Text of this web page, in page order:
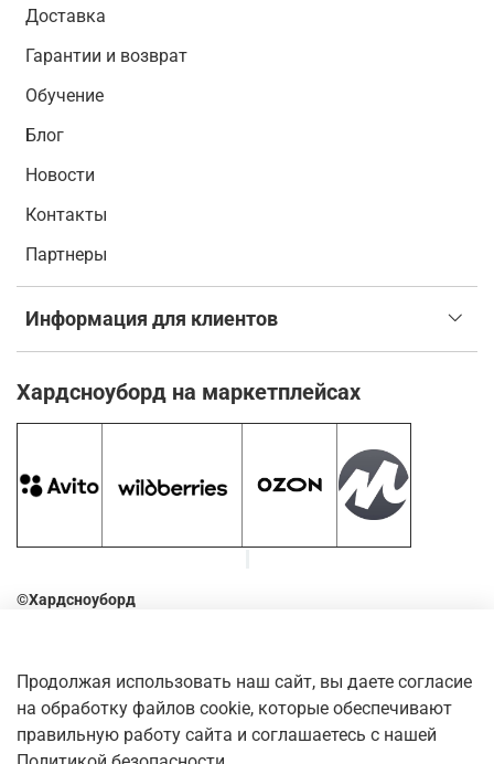
Доставка
Гарантии и возврат
Обучение
Блог
Новости
Контакты
Партнеры
Информация для клиентов
Хардсноуборд на маркетплейсах
©Хардсноуборд
Оставьте отзыв о нашем магазине. Для этого наведите
камеру телефона на QR-код
Продолжая использовать наш сайт, вы даете согласие
на обработку файлов cookie, которые обеспечивают
правильную работу сайта и соглашаетесь с нашей